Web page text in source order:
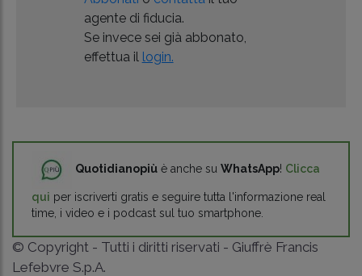
agente di fiducia.
Se invece sei già abbonato,
effettua il login.
Quotidianopiù è anche su WhatsApp! Clicca
qui per iscriverti gratis e seguire tutta l'informazione real
time, i video e i podcast sul tuo smartphone.
© Copyright - Tutti i diritti riservati - Giuffrè Francis
Lefebvre S.p.A.